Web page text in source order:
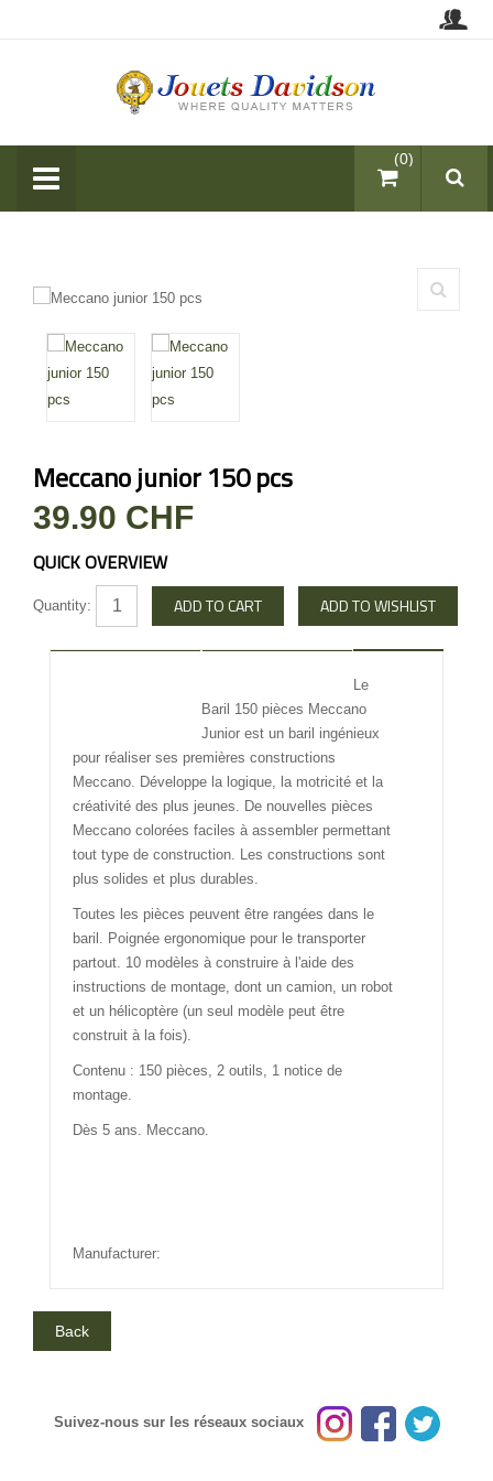
items (0)
Meccano junior 150 pcs
39.90 CHF
QUICK OVERVIEW
Quantity:
Le
Baril 150 pièces Meccano
Junior est un baril ingénieux
pour réaliser ses premières constructions
Meccano. Développe la logique, la motricité et la
créativité des plus jeunes. De nouvelles pièces
Meccano colorées faciles à assembler permettant
tout type de construction. Les constructions sont
plus solides et plus durables.
Toutes les pièces peuvent être rangées dans le
baril. Poignée ergonomique pour le transporter
partout. 10 modèles à construire à l'aide des
instructions de montage, dont un camion, un robot
et un hélicoptère (un seul modèle peut être
construit à la fois).
Contenu : 150 pièces, 2 outils, 1 notice de
montage.
Dès 5 ans. Meccano.
Manufacturer:
Suivez-nous sur les réseaux sociaux